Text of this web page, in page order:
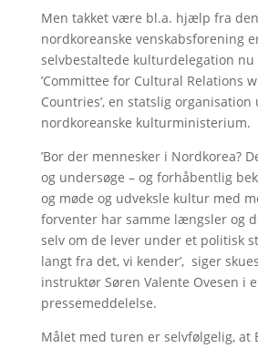
Men takket være bl.a. hjælp fra
nordkoreanske venskabsforening
selvbestaltede kulturdelegation
’Committee for Cultural Relations
Countries’, en statslig
nordkoreanske kulturministerium.
’Bor der mennesker i Nordkorea?
og undersøge – og forhåbentlig
og møde og udveksle kultur med
forventer har samme længsler og
selv om de lever under et politisk
langt fra det, vi kender’, siger
instruktør Søren Valente Ovesen i
pressemeddelelse.
Målet med turen er selvfølgelig, at